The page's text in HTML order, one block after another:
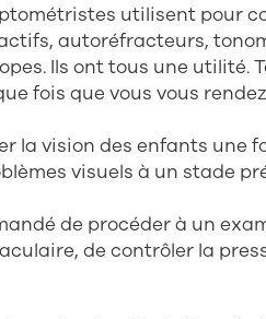
utilisent pour
autoréfracteurs,
Ils ont tous une utilité.
fois que vous vous
la vision des enfants une
visuels à un stade
de procéder à un
de contrôler la